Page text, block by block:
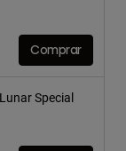
Comprar
Special